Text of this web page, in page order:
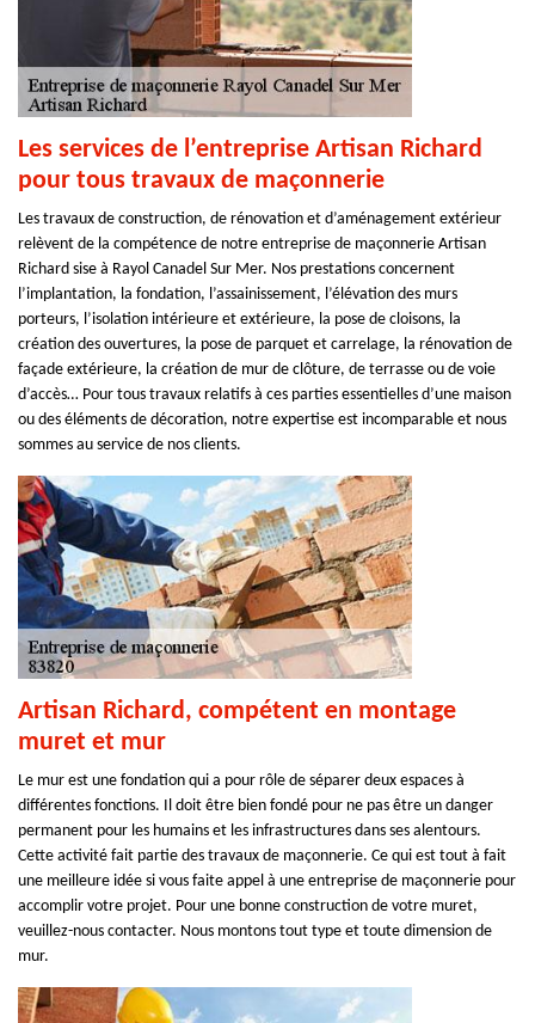
Les services de l’entreprise Artisan Richard
pour tous travaux de maçonnerie
Les travaux de construction, de rénovation et d’aménagement extérieur
relèvent de la compétence de notre entreprise de maçonnerie Artisan
Richard sise à Rayol Canadel Sur Mer. Nos prestations concernent
l’implantation, la fondation, l’assainissement, l’élévation des murs
porteurs, l’isolation intérieure et extérieure, la pose de cloisons, la
création des ouvertures, la pose de parquet et carrelage, la rénovation de
façade extérieure, la création de mur de clôture, de terrasse ou de voie
d’accès… Pour tous travaux relatifs à ces parties essentielles d’une maison
ou des éléments de décoration, notre expertise est incomparable et nous
sommes au service de nos clients.
Artisan Richard, compétent en montage
muret et mur
Le mur est une fondation qui a pour rôle de séparer deux espaces à
différentes fonctions. Il doit être bien fondé pour ne pas être un danger
permanent pour les humains et les infrastructures dans ses alentours.
Cette activité fait partie des travaux de maçonnerie. Ce qui est tout à fait
une meilleure idée si vous faite appel à une entreprise de maçonnerie pour
accomplir votre projet. Pour une bonne construction de votre muret,
veuillez-nous contacter. Nous montons tout type et toute dimension de
mur.